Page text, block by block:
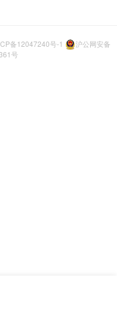
备12047240号-1
沪公网安备
号